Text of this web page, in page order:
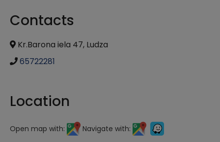
Contacts
Kr.Barona iela 47, Ludza
65722281
Location
Open map with: Navigate with: